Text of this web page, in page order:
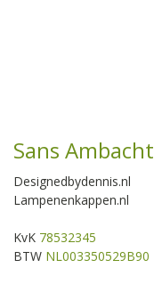
Sans Ambacht
Designedbydennis.nl
Lampenenkappen.nl
KvK 78532345
BTW NL003350529B90